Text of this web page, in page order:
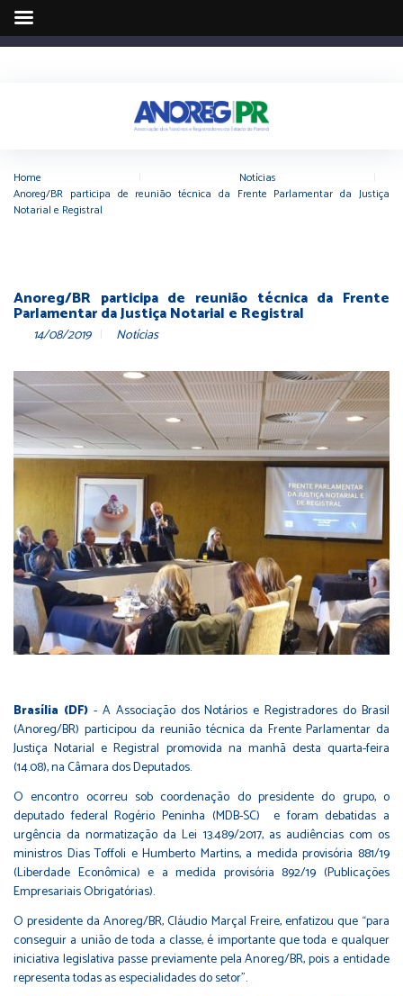
Home Notícias
Anoreg/BR participa de reunião técnica da Frente Parlamentar da Justiça
Notarial e Registral
Anoreg/BR participa de reunião técnica da Frente
Parlamentar da Justiça Notarial e Registral
14/08/2019 Notícias
Brasília (DF)- A Associação dos Notários e Registradores do Brasil
(Anoreg/BR) participou da reunião técnica da Frente Parlamentar da
Justiça Notarial e Registral promovida na manhã desta quarta-feira
(14.08), na Câmara dos Deputados.
O encontro ocorreu sob coordenação do presidente do grupo, o
deputado federal Rogério Peninha (MDB-SC) e foram debatidas a
urgência da normatização da Lei 13.489/2017, as audiências com os
ministros Dias Toffoli e Humberto Martins, a medida provisória 881/19
(Liberdade Econômica) e a medida provisória 892/19 (Publicações
Empresariais Obrigatórias).
O presidente da Anoreg/BR, Cláudio Marçal Freire, enfatizou que “para
conseguir a união de toda a classe, é importante que toda e qualquer
iniciativa legislativa passe previamente pela Anoreg/BR, pois a entidade
representa todas as especialidades do setor”.